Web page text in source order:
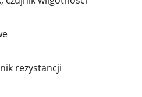
rezystancji